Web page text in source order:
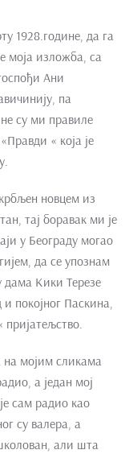
1928.године, да га
моја изложба, са
Ани
па
су ми правиле
« која је
новцем из
тај боравак ми је
у Београду могао
да се упознам
дама Кики Терезе
покојног Паскина,
пријатељство.
мојим сликама
а један мој
сам радио као
су валера, а
али шта